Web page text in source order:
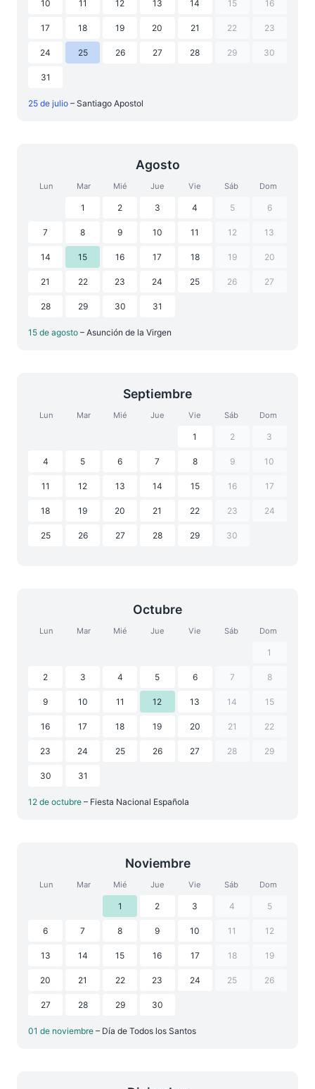
10 11 12 13 14 15 16
17 18 19 20 21 22 23
24 25 26 27 28 29 30
31
25 de julio – Santiago Apostol
Agosto
Lun Mar Mié Jue Vie Sáb Dom
1 2 3 4 5 6
7 8 9 10 11 12 13
14 15 16 17 18 19 20
21 22 23 24 25 26 27
28 29 30 31
15 de agosto – Asunción de la Virgen
Septiembre
Lun Mar Mié Jue Vie Sáb Dom
1 2 3
4 5 6 7 8 9 10
11 12 13 14 15 16 17
18 19 20 21 22 23 24
25 26 27 28 29 30
Octubre
Lun Mar Mié Jue Vie Sáb Dom
1
2 3 4 5 6 7 8
9 10 11 12 13 14 15
16 17 18 19 20 21 22
23 24 25 26 27 28 29
30 31
12 de octubre – Fiesta Nacional Española
Noviembre
Lun Mar Mié Jue Vie Sáb Dom
1 2 3 4 5
6 7 8 9 10 11 12
13 14 15 16 17 18 19
20 21 22 23 24 25 26
27 28 29 30
01 de noviembre – Día de Todos los Santos